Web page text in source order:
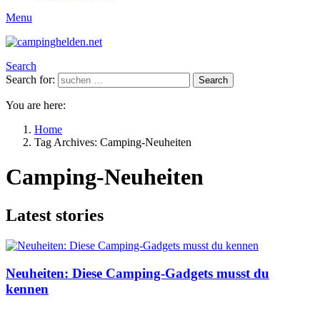
Menu
Search
Search for:
Search
You are here:
Home
Tag Archives: Camping-Neuheiten
Camping-Neuheiten
Latest stories
Neuheiten: Diese Camping-Gadgets musst du
kennen